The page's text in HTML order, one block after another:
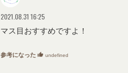
2021.08.31 16:25
マス目おすすめですよ！
参考になった thumb_up undefined